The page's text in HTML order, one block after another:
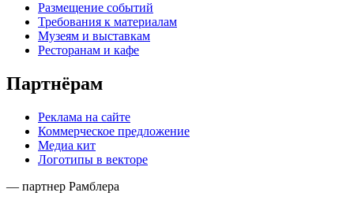
Размещение событий
Требования к материалам
Музеям и выставкам
Ресторанам и кафе
Партнёрам
Реклама на сайте
Коммерческое предложение
Медиа кит
Логотипы в векторе
— партнер Рамблера